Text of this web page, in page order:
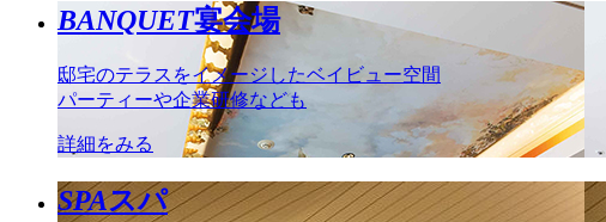
BANQUET宴会場
邸宅のテラスをイメージしたベイビュー空間
パーティーや企業研修なども
詳細をみる
SPAスパ